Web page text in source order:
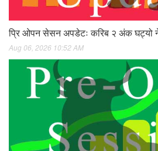
प्रि ओपन सेसन अपडेटः करिब २ अंक घट्यो
Aug 06, 2026 10:52 AM